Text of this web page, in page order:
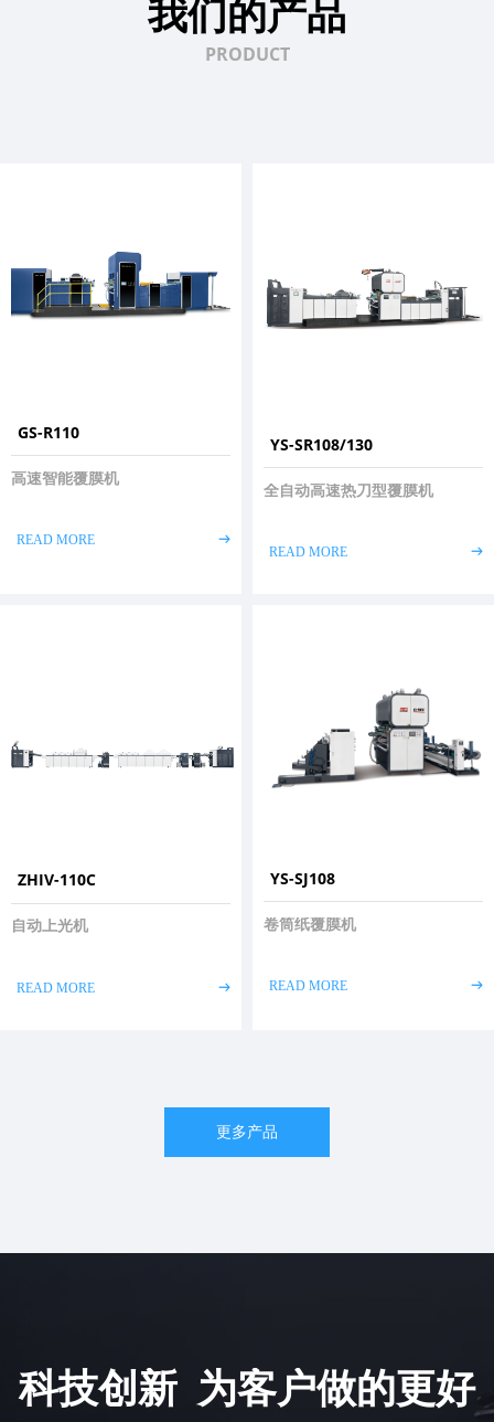
我们的产品
PRODUCT
GS-R110
高速智能覆膜机
READ MORE ꁹ
YS-SR108/130
全自动高速热刀型覆膜机
READ MORE ꁹ
YS-SJ108
卷筒纸覆膜机
READ MORE ꁹ
ZHIV-110C
READ MORE ꁹ
自动上光机
更多产品
科技创新 为客户做的更好